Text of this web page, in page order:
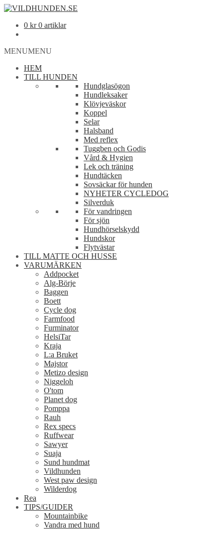
0 kr 0 artiklar
MENUMENU
HEM
TILL HUNDEN
Hundglasögon
Hundleksaker
Klövjeväskor
Koppel
Selar
Halsband
Med reflex
Tuggben och Godis
Vård & Hygien
Lek och träning
Hundtäcken
Sovsäckar för hunden
NYHETER CYCLEDOG
Silverduk
För vandringen
För sjön
Hundhörselskydd
Hundskor
Flytvästar
TILL MATTE OCH HUSSE
VARUMÄRKEN
Addpocket
Alg-Börje
Baggen
Boett
Cycle dog
Farmfood
Furminator
HelsiTar
Kraja
L:a Bruket
Majstor
Metizo design
Niggeloh
O'tom
Planet dog
Pomppa
Rauh
Rex specs
Ruffwear
Sawyer
Suaja
Sund hundmat
Vildhunden
West paw design
Wilderdog
Rea
TIPS/GUIDER
Mountainbike
Vandra med hund